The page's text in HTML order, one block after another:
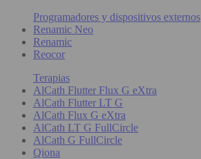
Programadores y dispositivos externos
Renamic Neo
Renamic
Reocor
Terapias
AlCath Flutter Flux G eXtra
AlCath Flutter LT G
AlCath Flux G eXtra
AlCath LT G FullCircle
AlCath G FullCircle
Qiona